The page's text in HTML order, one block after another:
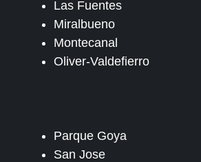
Las Fuentes
Miralbueno
Montecanal
Oliver-Valdefierro
Parque Goya
San Jose